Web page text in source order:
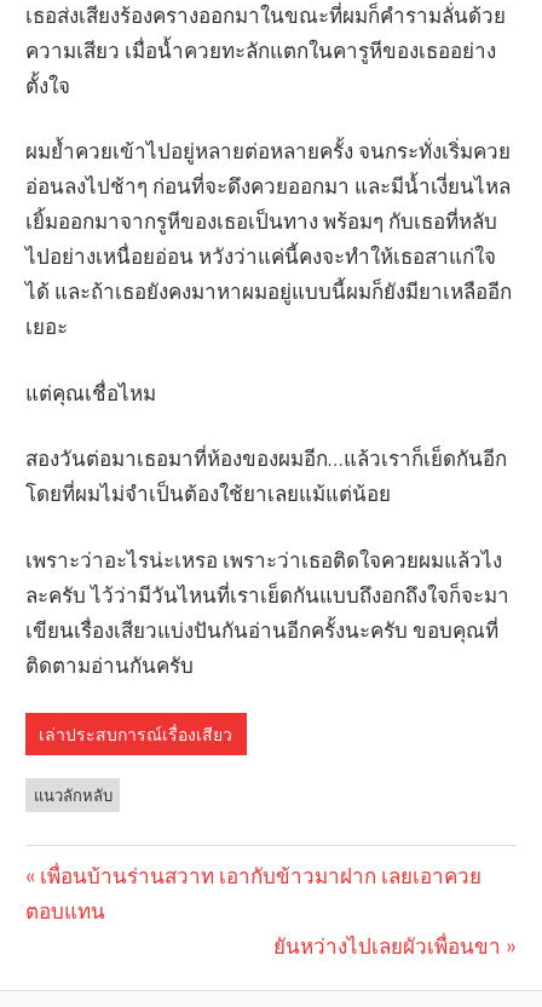
เธอส่งเสียงร้องครางออกมาในขณะที่ผมก็คำรามลั่นด้วย
ความเสียว เมื่อน้ำควยทะลักแตกในคารูหีของเธออย่าง
ตั้งใจ
ผมย้ำควยเข้าไปอยู่หลายต่อหลายครั้ง จนกระทั่งเริ่มควย
อ่อนลงไปช้าๆ ก่อนที่จะดึงควยออกมา และมีน้ำเงี่ยนไหล
เยิ้มออกมาจากรูหีของเธอเป็นทาง พร้อมๆ กับเธอที่หลับ
ไปอย่างเหนื่อยอ่อน หวังว่าแค่นี้คงจะทำให้เธอสาแก่ใจ
ได้ และถ้าเธอยังคงมาหาผมอยู่แบบนี้ผมก็ยังมียาเหลืออีก
เยอะ
แต่คุณเชื่อไหม
สองวันต่อมาเธอมาที่ห้องของผมอีก…แล้วเราก็เย็ดกันอีก
โดยที่ผมไม่จำเป็นต้องใช้ยาเลยแม้แต่น้อย
เพราะว่าอะไรน่ะเหรอ เพราะว่าเธอติดใจควยผมแล้วไง
ละครับ ไว้ว่ามีวันไหนที่เราเย็ดกันแบบถึงอกถึงใจก็จะมา
เขียนเรื่องเสียวแบ่งปันกันอ่านอีกครั้งนะครับ ขอบคุณที่
ติดตามอ่านกันครับ
เล่าประสบการณ์เรื่องเสียว
แนวลักหลับ
Post
Previous
Post:
เพื่อนบ้านร่านสวาท เอากับข้าวมาฝาก เลยเอาควย
ตอบแทน
Next
ยันหว่างไปเลยผัวเพื่อนขา